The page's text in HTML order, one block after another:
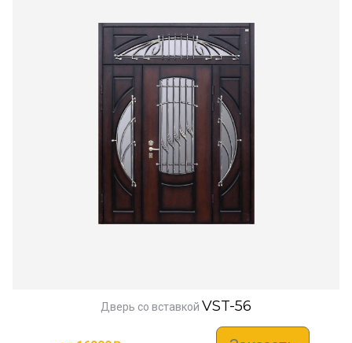
Дверь со вставкой VST-56